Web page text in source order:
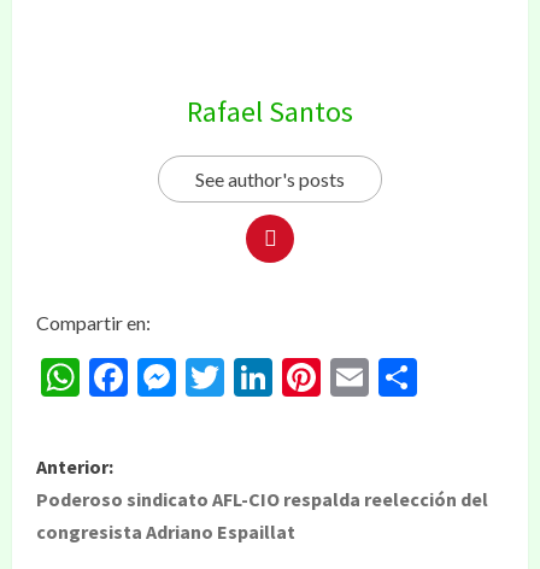
Rafael Santos
See author's posts
Compartir en:
WhatsApp
Facebook
Messenger
Twitter
LinkedIn
Pinterest
Email
Anterior:
Poderoso sindicato AFL-CIO respalda reelección del
congresista Adriano Espaillat